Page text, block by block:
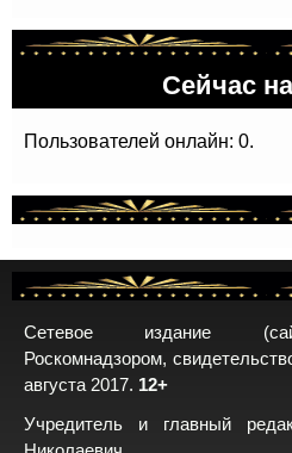
Сейчас
Пользователей онлайн: 0.
Сетевое издание
Роскомнадзором,
августа 2017. 12+
Учредитель и главный